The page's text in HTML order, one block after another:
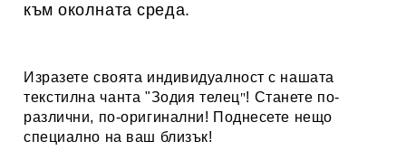
към околната среда.
Изразете своята индивидуалност с нашата
текстилна чанта "Зодия телец"! Станете по-
различни, по-оригинални! Поднесете нещо
специално на ваш близък!